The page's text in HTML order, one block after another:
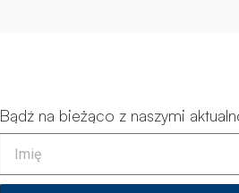
Bądź na bieżąco z naszymi